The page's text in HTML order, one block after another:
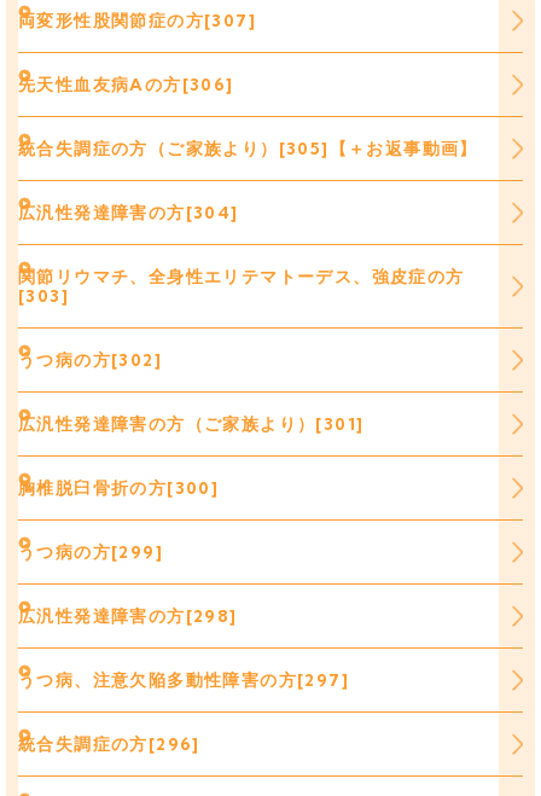
両変形性股関節症の方[307]
先天性血友病Aの方[306]
統合失調症の方（ご家族より）[305]【＋お返事動画】
広汎性発達障害の方[304]
関節リウマチ、全身性エリテマトーデス、強皮症の方
[303]
うつ病の方[302]
広汎性発達障害の方（ご家族より）[301]
胸椎脱臼骨折の方[300]
うつ病の方[299]
広汎性発達障害の方[298]
うつ病、注意欠陥多動性障害の方[297]
統合失調症の方[296]